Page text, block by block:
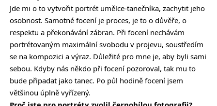
Jde mi o to vytvořit portrét umělce-tanečníka, zachytit jeho
osobnost. Samotné focení je proces, je to o důvěře, o
respektu a překonávání zábran. Při focení nechávám
portrétovaným maximální svobodu v projevu, soustředím
se na kompozici a výraz. Důležité pro mne je, aby byli sami
sebou. Kdyby nás někdo při focení pozoroval, tak mu to
bude připadat jako tanec. Po půl hodině focení jsem
většinou úplně vyřízený.